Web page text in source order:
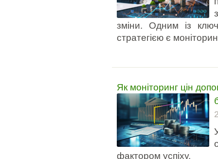
зміни. Одним із
стратегією є
Як моніторинг цін
фактором успіху.